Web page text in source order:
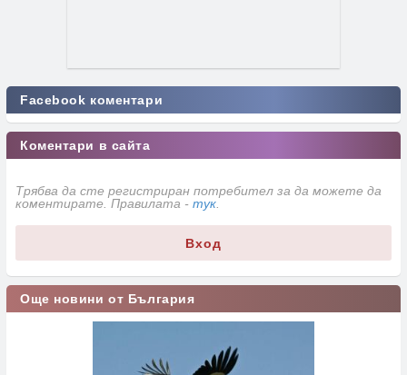
Facebook коментари
Коментари в сайта
Трябва да сте регистриран потребител за да можете да
коментирате. Правилата - тук
Вход
Още новини от България